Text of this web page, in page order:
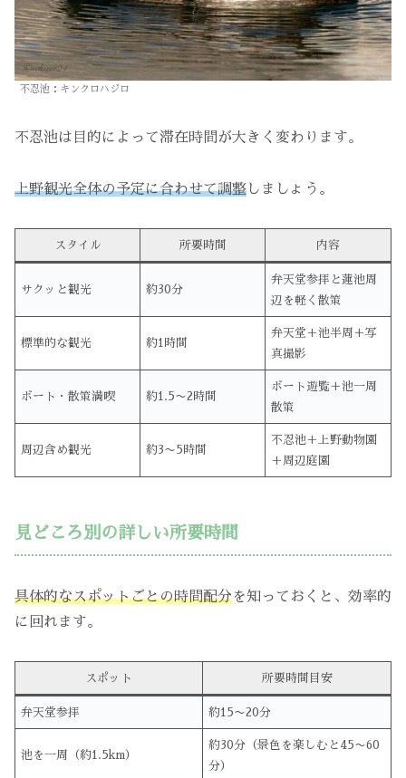
不忍池：キンクロハジロ
不忍池は目的によって滞在時間が大きく変わります。
上野観光全体の予定に合わせて調整 しましょう。
スタイル 所要時間 内容
サクッと観光 約30分
弁天堂参拝と蓮池周
辺を軽く散策
標準的な観光 約1時間
弁天堂＋池半周＋写
真撮影
ボート・散策満喫 約1.5〜2時間
ボート遊覧＋池一周
散策
周辺含め観光 約3〜5時間
不忍池＋上野動物園
＋周辺庭園
見どころ別の詳しい所要時間
具体的なスポットごとの時間配分を知っておくと、効率的
に回れます。
スポット 所要時間目安
弁天堂参拝 約15〜20分
池を一周（約1.5km）
約30分（景色を楽しむと45〜60
分）